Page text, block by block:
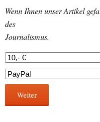
Wenn Ihnen unser Artikel
des
Journalismus.
Weiter